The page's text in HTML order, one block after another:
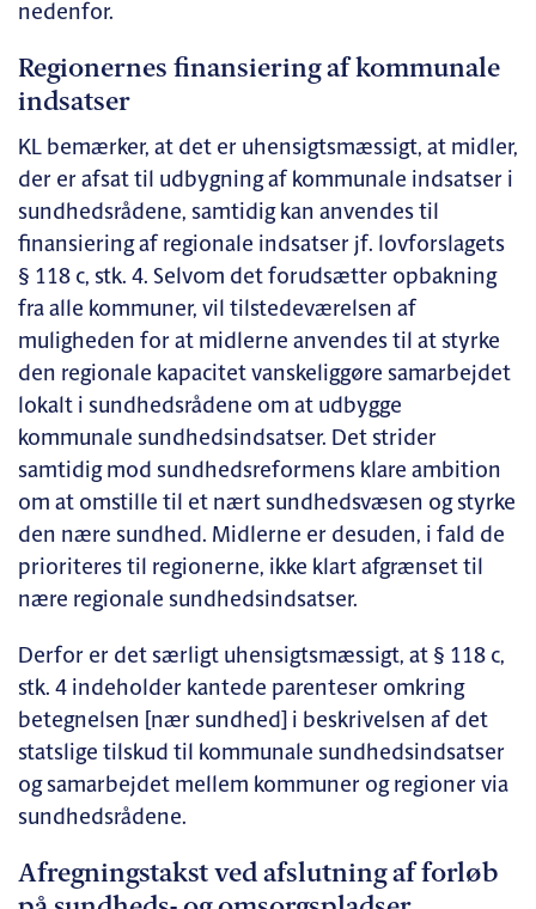
nedenfor.
Regionernes finansiering af kommunale
indsatser
KL bemærker, at det er uhensigtsmæssigt, at midler,
der er afsat til udbygning af kommunale indsatser i
sundhedsrådene, samtidig kan anvendes til
finansiering af regionale indsatser jf. lovforslagets
§ 118 c, stk. 4. Selvom det forudsætter opbakning
fra alle kommuner, vil tilstedeværelsen af
muligheden for at midlerne anvendes til at styrke
den regionale kapacitet vanskeliggøre samarbejdet
lokalt i sundhedsrådene om at udbygge
kommunale sundhedsindsatser. Det strider
samtidig mod sundhedsreformens klare ambition
om at omstille til et nært sundhedsvæsen og styrke
den nære sundhed. Midlerne er desuden, i fald de
prioriteres til regionerne, ikke klart afgrænset til
nære regionale sundhedsindsatser.
Derfor er det særligt uhensigtsmæssigt, at § 118 c,
stk. 4 indeholder kantede parenteser omkring
betegnelsen [nær sundhed] i beskrivelsen af det
statslige tilskud til kommunale sundhedsindsatser
og samarbejdet mellem kommuner og regioner via
sundhedsrådene.
Afregningstakst ved afslutning af forløb